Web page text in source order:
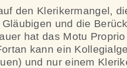
den Klerikermangel,
und die
hat das Motu
kann ein
und nur einem